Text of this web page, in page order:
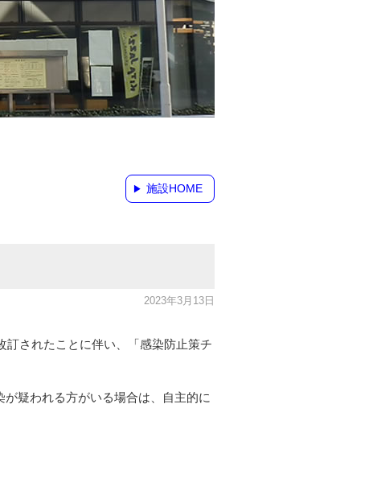
施設HOME
2023年3月13日
訂されたことに伴い、「感染防止策チ
疑われる方がいる場合は、自主的に